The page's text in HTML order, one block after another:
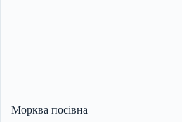
Морква посівна